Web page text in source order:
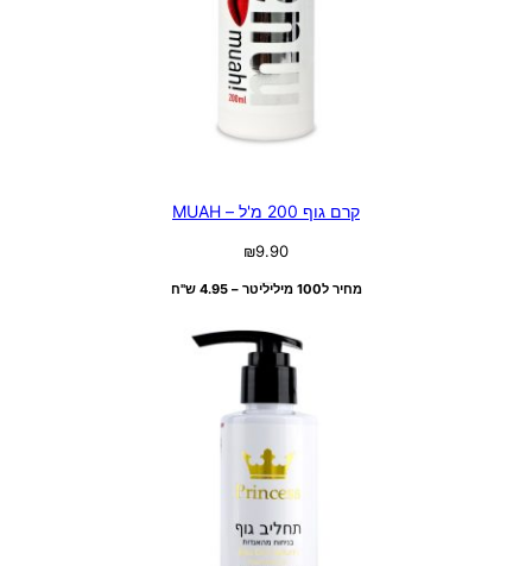
קרם גוף 200 מ'ל – MUAH
₪9.90
מחיר ל100 מיליליטר – 4.95 ש"ח